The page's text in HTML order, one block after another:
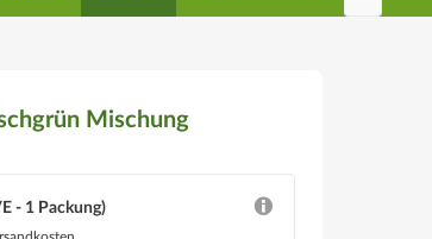
Mischung
- 1 Packung)